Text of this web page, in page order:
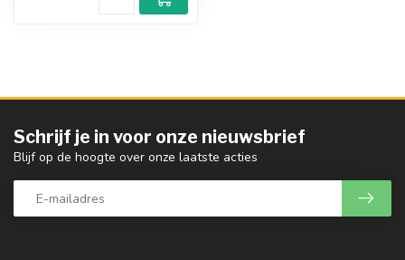
Schrijf je in voor onze nieuwsbrief
Blijf op de hoogte over onze laatste acties